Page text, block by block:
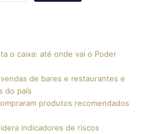
o caixa: até onde vai o Poder
de bares e restaurantes e
do país
produtos recomendados
indicadores de riscos